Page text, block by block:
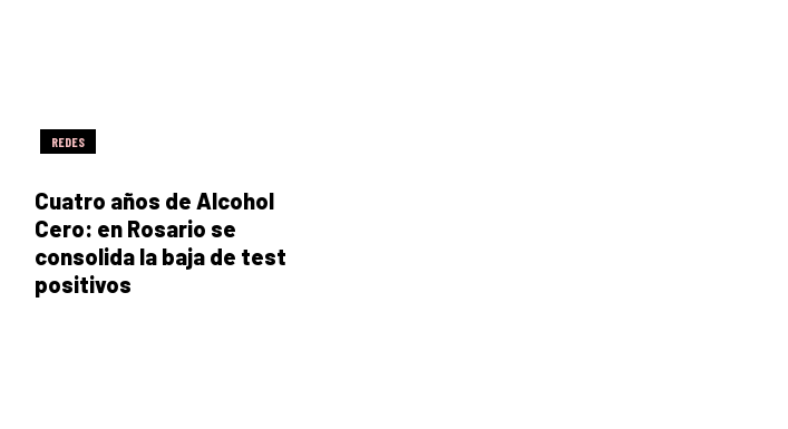
REDES
Cuatro años de Alcohol
Cero: en Rosario se
consolida la baja de test
positivos